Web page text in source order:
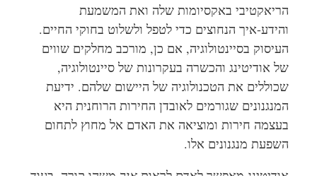
הריאקטיבי באקסיומות שלה ואת המשמעת
והידע-איך הנחוצים כדי לטפל ולשלוט בחוקי החיים.
העיסוק בסיינטולוגיה, אם כן, מורכב מחלקים שווים
של אודיטינג והכשרה בעקרונות של סיינטולוגיה,
שכוללים את הטכנולוגיה של היישום שלהם. ידיעת
המנגנונים שגורמים לאובדן החירות הרוחנית היא
בעצמה חירות ומוציאה את האדם אל מחוץ לתחום
השפעת מנגנונים אלו.